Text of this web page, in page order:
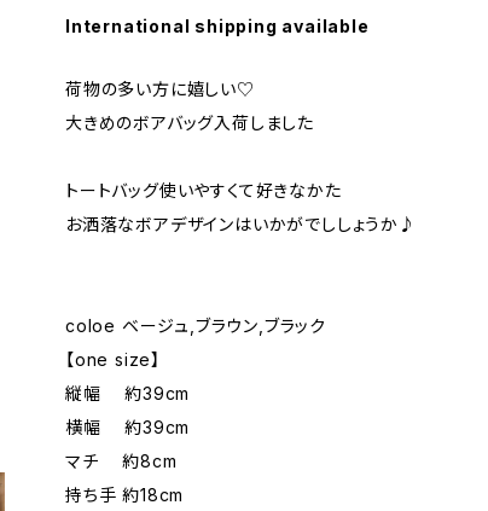
International shipping available
荷物の多い方に嬉しい♡
大きめのボアバッグ入荷しました
トートバッグ使いやすくて好きなかた
お洒落なボアデザインはいかがでししょうか♪
coloe ベージュ,ブラウン,ブラック
【one size】
縦幅 約39cm
横幅 約39cm
マチ 約8cm
持ち手 約18cm